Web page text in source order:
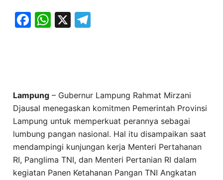
Facebook
WhatsApp
X
Lampung – Gubernur Lampung Rahmat Mirzani
Djausal menegaskan komitmen Pemerintah Provinsi
Lampung untuk memperkuat perannya sebagai
lumbung pangan nasional. Hal itu disampaikan saat
mendampingi kunjungan kerja Menteri Pertahanan
RI, Panglima TNI, dan Menteri Pertanian RI dalam
kegiatan Panen Ketahanan Pangan TNI Angkatan